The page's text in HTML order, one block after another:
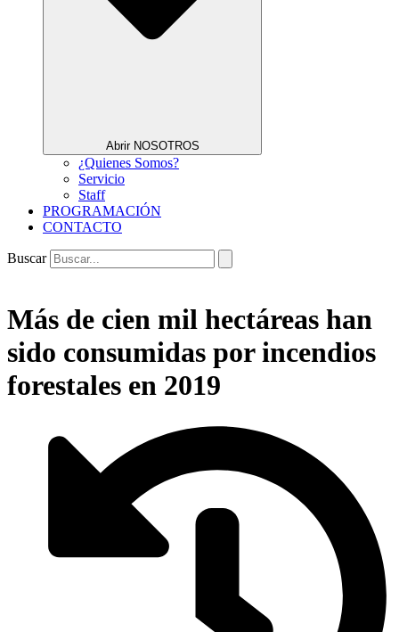
Abrir NOSOTROS
¿Quienes Somos?
Servicio
Staff
PROGRAMACIÓN
CONTACTO
Buscar
Más de cien mil hectáreas han
sido consumidas por incendios
forestales en 2019